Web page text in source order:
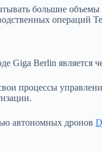
большие
операций
Giga Berlin является
процессы
автономных дронов